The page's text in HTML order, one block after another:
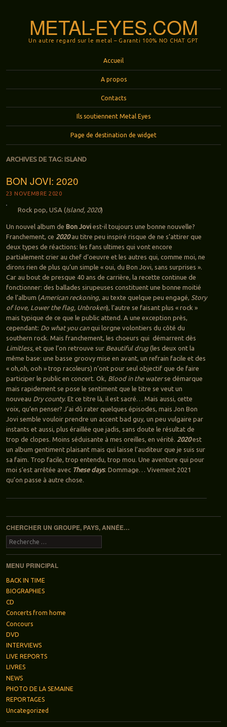
METAL-EYES.COM
Un autre regard sur le metal – Garanti 100% NO CHAT GPT
Accueil
A propos
Contacts
Ils soutiennent Metal Eyes
Page de destination de widget
ARCHIVES DE TAG: ISLAND
BON JOVI: 2020
23 NOVEMBRE 2020
Rock pop, USA (Island, 2020)
Un nouvel album de Bon Joviest-il toujours une bonne nouvelle?
Franchement, ce 2020au titre peu inspiré risque de ne s’attirer que
deux types de réactions: les fans ultimes qui vont encore
partialement crier au chef d’oeuvre et les autres qui, comme moi, ne
dirons rien de plus qu’un simple « oui, du Bon Jovi, sans surprises ».
Car au bout de presque 40 ans de carrière, la recette continue de
fonctionner: des ballades sirupeuses constituent une bonne moitié
de l’album (American reckoning, au texte quelque peu engagé, Story
of love, Lower the flag, Unbroken), l’autre se faisant plus « rock »
mais typique de ce que le public attend. A une exception près,
cependant: Do what you canqui lorgne volontiers du côté du
southern rock. Mais franchement, les choeurs qui démarrent dès
Limitless,et que l’on retrouve sur Beautiful drug(les deux ont la
même base: une basse groovy mise en avant, un refrain facile et des
« oh,oh, ooh » trop racoleurs) n’ont pour seul objectif que de faire
participer le public en concert. Ok, Blood in the waterse démarque
mais rapidement se pose le sentiment que le titre se veut un
nouveau Dry county. Et ce titre là, il est sacré… Mais aussi, cette
voix, qu’en penser? J’ai dû rater quelques épisodes, mais Jon Bon
Jovi semble vouloir prendre un accent bad guy, un peu vulgaire par
instants et aussi, plus éraillée que jadis, sans doute le résultat de
trop de clopes. Moins séduisante à mes oreilles, en vérité. 2020est
un album gentiment plaisant mais qui laisse l’auditeur que je suis sur
sa faim. Trop facile, trop entendu, trop mou. Une aventure qui pour
moi s’est arrêtée avec These days. Dommage… Vivement 2021
qu’on passe à autre chose.
Navigation des articles
CHERCHER UN GROUPE, PAYS, ANNÉE…
Recherche
MENU PRINCIPAL
BACK IN TIME
BIOGRAPHIES
CD
Concerts from home
Concours
DVD
INTERVIEWS
LIVE REPORTS
LIVRES
NEWS
PHOTO DE LA SEMAINE
REPORTAGES
Uncategorized